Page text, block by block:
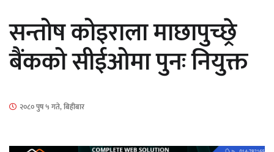
सार्वजनिक
सन्तोष कोइराला माछापुच्छ्रे
बैंकको सीईओमा पुनः नियुक्त​
२०८० पुष ५ गते, बिहीबार